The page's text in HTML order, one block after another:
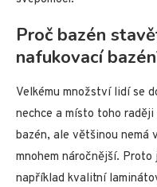
Proč bazén
nafukovací
Velkému množství lidí se
nechce a místo toho
bazén, ale většinou nemá
mnohem náročnější.
například kvalitní